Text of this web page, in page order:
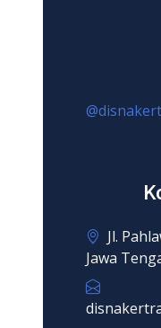
Jl.
Jawa